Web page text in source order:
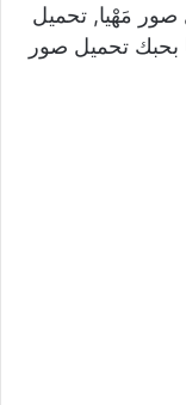
مَهْيا, تحميل
بحبك تحميل صور